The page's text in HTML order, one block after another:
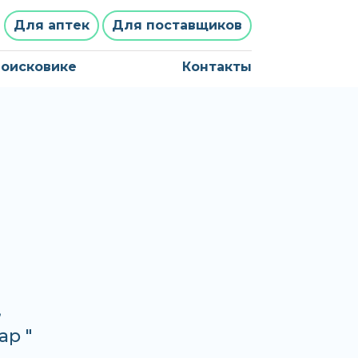
Для аптек Для поставщиков
Контакты
"